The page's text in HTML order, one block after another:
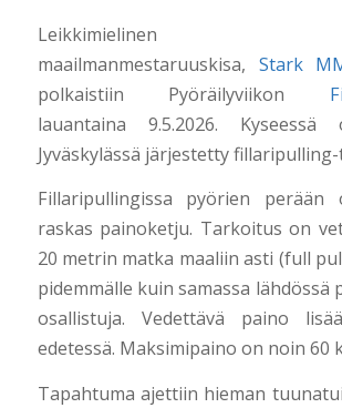
Leikkimielinen
maailmanmestaruuskisa, Stark
polkaistiin Pyöräilyviikon
lauantaina 9.5.2026. Kyseessä
Jyväskylässä järjestetty
Fillaripullingissa pyörien perään
raskas painoketju. Tarkoitus on
20 metrin matka maaliin asti (full
pidemmälle kuin samassa lähdössä
osallistuja. Vedettävä paino
edetessä. Maksimipaino on noin 60
Tapahtuma ajettiin hieman